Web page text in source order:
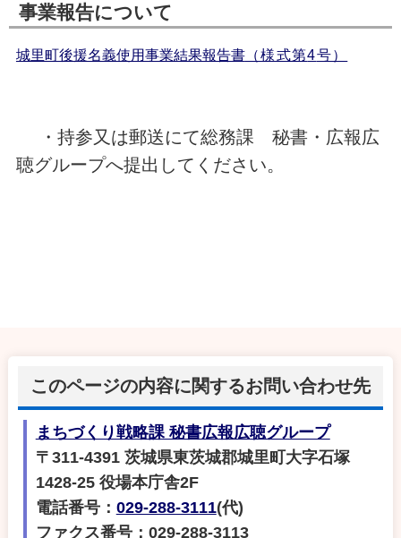
事業報告について
城里町後援名義使用事業結果報告書（様式第4号）
・持参又は郵送にて総務課 秘書・広報広
聴グループへ提出してください。
このページの内容に関するお問い合わせ先
まちづくり戦略課 秘書広報広聴グループ
〒311-4391 茨城県東茨城郡城里町大字石塚
1428-25 役場本庁舎2F
電話番号： 029-288-3111(代)
ファクス番号：029-288-3113